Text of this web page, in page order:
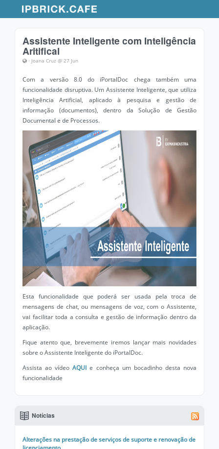
Assistente Inteligente com Inteligência
Aritifical
· Joana Cruz @ 27 Jun
Com a versão 8.0 do iPortalDoc chega também uma
funcionalidade disruptiva. Um Assistente Inteligente, que utiliza
Inteligência Artificial, aplicado à pesquisa e gestão de
informação (documentos), dentro da Solução de Gestão
Documental e de Processos.
Esta funcionalidade que poderá ser usada pela troca de
mensagens de chat, ou mensagens de voz, com o Assistente,
vai facilitar toda a consulta e gestão de informação dentro da
aplicação.
Fique atento que, brevemente iremos lançar mais novidades
sobre o Assistente Inteligente do iPortalDoc.
Assista ao vídeoAQUI e conheça um bocadinho desta nova
funcionalidade
Notícias
Alterações na prestação de serviços de suporte e renovação de